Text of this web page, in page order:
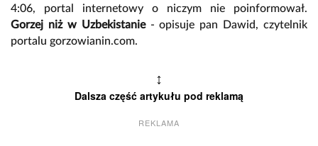
4:06, portal internetowy o niczym nie poinformował.
Gorzej niż w Uzbekistanie- opisuje pan Dawid, czytelnik
portalu gorzowianin.com.
↕
Dalsza część artykułu pod reklamą
REKLAMA